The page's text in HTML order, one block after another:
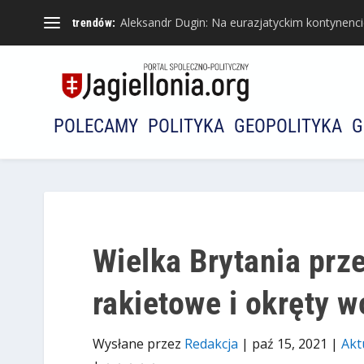
trendów: Aleksandr Dugin: Na eurazjatyckim
POLECAMY POLITYKA GEOPOLITYKA
Wielka Brytania
rakietowe i okręty
Wysłane przez Redakcja | paź 15, 2021 |